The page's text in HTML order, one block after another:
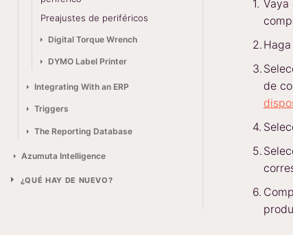
Preajustes de periféricos
Digital Torque Wrench
DYMO Label Printer
Integrating With an ERP
Triggers
The Reporting Database
Azumuta Intelligence
¿QUÉ HAY DE NUEVO?
Vaya
de